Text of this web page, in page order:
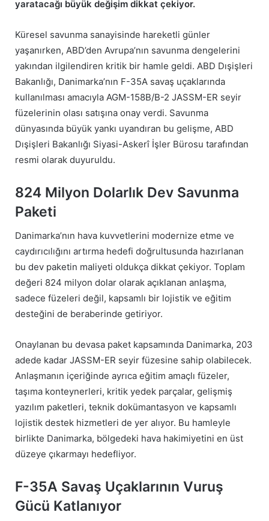
yaratacağı büyük değişim dikkat çekiyor.
Küresel savunma sanayisinde hareketli günler
yaşanırken, ABD’den Avrupa’nın savunma dengelerini
yakından ilgilendiren kritik bir hamle geldi. ABD Dışişleri
Bakanlığı, Danimarka’nın F-35A savaş uçaklarında
kullanılması amacıyla AGM-158B/B-2 JASSM-ER seyir
füzelerinin olası satışına onay verdi. Savunma
dünyasında büyük yankı uyandıran bu gelişme, ABD
Dışişleri Bakanlığı Siyasi-Askerî İşler Bürosu tarafından
resmi olarak duyuruldu.
824 Milyon Dolarlık Dev Savunma
Paketi
Danimarka’nın hava kuvvetlerini modernize etme ve
caydırıcılığını artırma hedefi doğrultusunda hazırlanan
bu dev paketin maliyeti oldukça dikkat çekiyor. Toplam
değeri 824 milyon dolar olarak açıklanan anlaşma,
sadece füzeleri değil, kapsamlı bir lojistik ve eğitim
desteğini de beraberinde getiriyor.
Onaylanan bu devasa paket kapsamında Danimarka, 203
adede kadar JASSM-ER seyir füzesine sahip olabilecek.
Anlaşmanın içeriğinde ayrıca eğitim amaçlı füzeler,
taşıma konteynerleri, kritik yedek parçalar, gelişmiş
yazılım paketleri, teknik dokümantasyon ve kapsamlı
lojistik destek hizmetleri de yer alıyor. Bu hamleyle
birlikte Danimarka, bölgedeki hava hakimiyetini en üst
düzeye çıkarmayı hedefliyor.
F-35A Savaş Uçaklarının Vuruş
Gücü Katlanıyor